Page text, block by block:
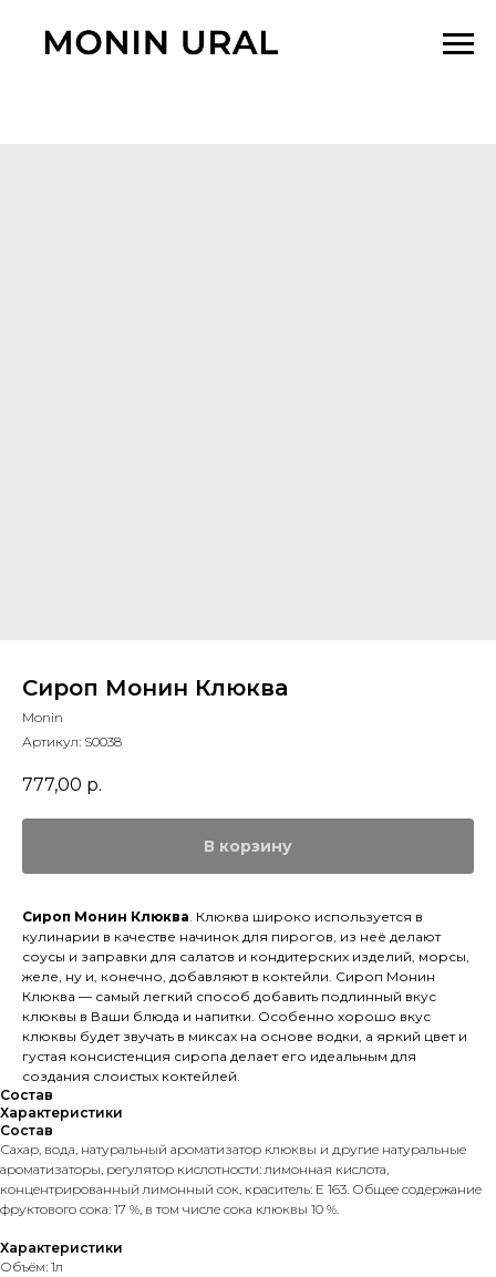
Сироп Монин Клюква
Monin
Артикул: S0038
777,00 р.
В корзину
Сироп Монин Клюква. Клюква широко используется в
кулинарии в качестве начинок для пирогов, из неё делают
соусы и заправки для салатов и кондитерских изделий, морсы,
желе, ну и, конечно, добавляют в коктейли. Сироп Монин
Клюква — самый легкий способ добавить подлинный вкус
клюквы в Ваши блюда и напитки. Особенно хорошо вкус
клюквы будет звучать в миксах на основе водки, а яркий цвет и
густая консистенция сиропа делает его идеальным для
создания слоистых коктейлей.
Состав
Характеристики
Состав
Сахар, вода, натуральный ароматизатор клюквы и другие натуральные
ароматизаторы, регулятор кислотности: лимонная кислота,
концентрированный лимонный сок, краситель: Е 163. Общее содержание
фруктового сока: 17 %, в том числе сока клюквы 10 %.
Характеристики
Объём: 1л